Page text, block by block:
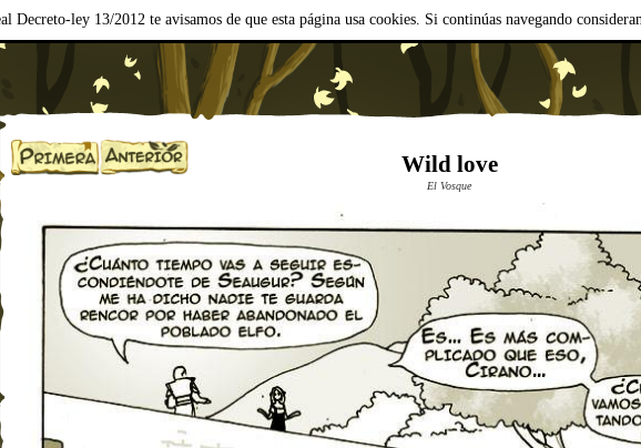
Decreto-ley 13/2012 te avisamos de que esta página usa cookies. Si continúas navegando
Wild love
El Vosque